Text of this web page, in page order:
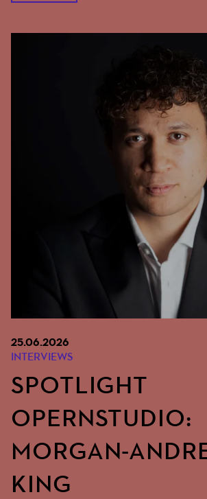
25.06.2026
INTERVIEWS
SPOTLIGHT
OPERNSTUDIO:
MORGAN-
KING